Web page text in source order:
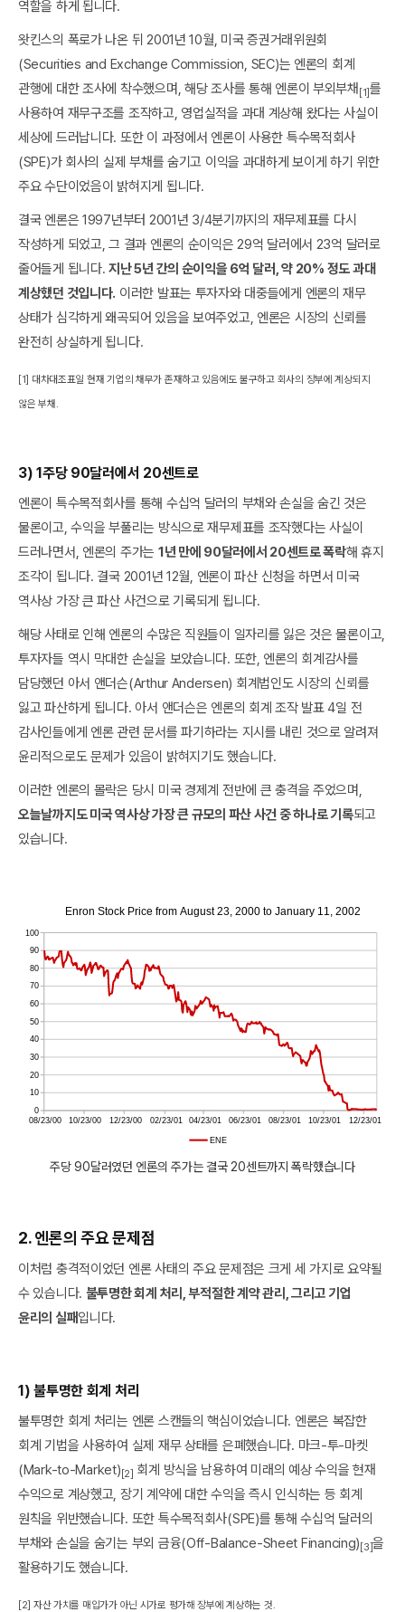
역할을 하게 됩니다.
왓킨스의 폭로가 나온 뒤 2001년 10월, 미국 증권거래위원회
(Securities and Exchange Commission, SEC)는 엔론의 회계
관행에 대한 조사에 착수했으며, 해당 조사를 통해 엔론이 부외부채 [1]를
사용하여 재무구조를 조작하고, 영업실적을 과대 계상해 왔다는 사실이
세상에 드러납니다. 또한 이 과정에서 엔론이 사용한 특수목적회사
(SPE)가 회사의 실제 부채를 숨기고 이익을 과대하게 보이게 하기 위한
주요 수단이었음이 밝혀지게 됩니다.
결국 엔론은 1997년부터 2001년 3/4분기까지의 재무제표를 다시
작성하게 되었고, 그 결과 엔론의 순이익은 29억 달러에서 23억 달러로
줄어들게 됩니다.지난 5년 간의 순이익을 6억 달러, 약 20% 정도 과대
계상했던 것입니다. 이러한 발표는 투자자와 대중들에게 엔론의 재무
상태가 심각하게 왜곡되어 있음을 보여주었고, 엔론은 시장의 신뢰를
완전히 상실하게 됩니다.
[1] 대차대조표일 현재 기업의 채무가 존재하고 있음에도 불구하고 회사의 장부에 계상되지
않은 부채.
3) 1주당 90달러에서 20센트로
엔론이 특수목적회사를 통해 수십억 달러의 부채와 손실을 숨긴 것은
물론이고, 수익을 부풀리는 방식으로 재무제표를 조작했다는 사실이
드러나면서, 엔론의 주가는 1년 만에 90달러에서 20센트로 폭락해 휴지
조각이 됩니다. 결국 2001년 12월, 엔론이 파산 신청을 하면서 미국
역사상 가장 큰 파산 사건으로 기록되게 됩니다.
해당 사태로 인해 엔론의 수많은 직원들이 일자리를 잃은 것은 물론이고,
투자자들 역시 막대한 손실을 보았습니다. 또한, 엔론의 회계감사를
담당했던 아서 앤더슨(Arthur Andersen) 회계법인도 시장의 신뢰를
잃고 파산하게 됩니다. 아서 앤더슨은 엔론의 회계 조작 발표 4일 전
감사인들에게 엔론 관련 문서를 파기하라는 지시를 내린 것으로 알려져
윤리적으로도 문제가 있음이 밝혀지기도 했습니다.
이러한 엔론의 몰락은 당시 미국 경제계 전반에 큰 충격을 주었으며,
오늘날까지도 미국 역사상 가장 큰 규모의 파산 사건 중 하나로 기록되고
있습니다.
주당 90달러였던 엔론의 주가는 결국 20센트까지 폭락했습니다
2. 엔론의 주요 문제점
이처럼 충격적이었던 엔론 사태의 주요 문제점은 크게 세 가지로 요약될
수 있습니다. 불투명한 회계 처리, 부적절한 계약 관리, 그리고 기업
윤리의 실패입니다.
1) 불투명한 회계 처리
불투명한 회계 처리는 엔론 스캔들의 핵심이었습니다. 엔론은 복잡한
회계 기법을 사용하여 실제 재무 상태를 은폐했습니다. 마크-투-마켓
(Mark-to-Market)[2] 회계 방식을 남용하여 미래의 예상 수익을 현재
수익으로 계상했고, 장기 계약에 대한 수익을 즉시 인식하는 등 회계
원칙을 위반했습니다. 또한 특수목적회사(SPE)를 통해 수십억 달러의
부채와 손실을 숨기는 부외 금융(Off-Balance-Sheet Financing)[3]을
활용하기도 했습니다.
[2] 자산 가치를 매입가가 아닌 시가로 평가해 장부에 계상하는 것.